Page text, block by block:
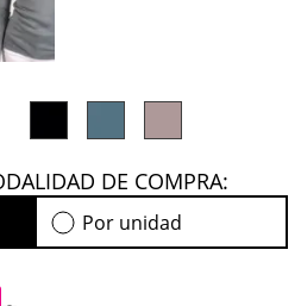
DE COMPRA:
Por unidad